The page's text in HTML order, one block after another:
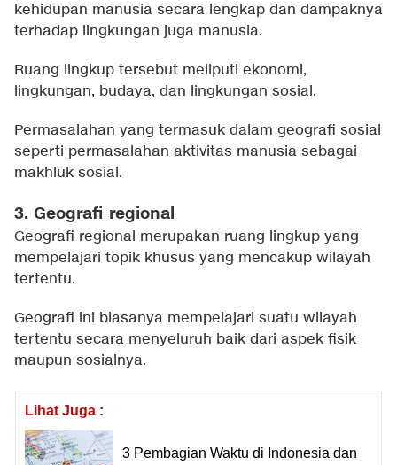
kehidupan manusia secara lengkap dan dampaknya
terhadap lingkungan juga manusia.
Ruang lingkup tersebut meliputi ekonomi,
lingkungan, budaya, dan lingkungan sosial.
Permasalahan yang termasuk dalam geografi sosial
seperti permasalahan aktivitas manusia sebagai
makhluk sosial.
3. Geografi regional
Geografi regional merupakan ruang lingkup yang
mempelajari topik khusus yang mencakup wilayah
tertentu.
Geografi ini biasanya mempelajari suatu wilayah
tertentu secara menyeluruh baik dari aspek fisik
maupun sosialnya.
Lihat Juga :
3 Pembagian Waktu di Indonesia dan